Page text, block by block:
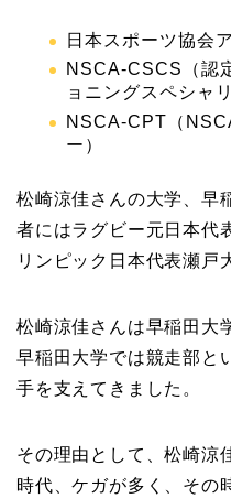
日本スポーツ協会
NSCA-CSCS
（
ョニングスペシャ
NSCA-CPT （
ー）
松崎涼佳さんの大学、早
者にはラグビー元日本代
リンピック日本代表瀬戸
松崎涼佳さんは早稲田大
早稲田大学では競走部と
手を支えてきました。
その理由として、松崎涼
時代、ケガが多く、その